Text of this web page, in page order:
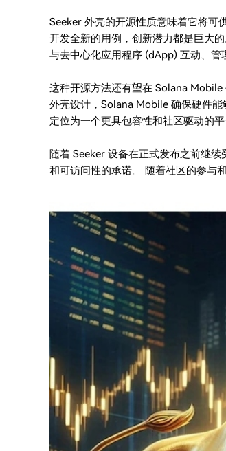
Seeker 外壳的开源性质意味着它将可
开发全新的用例，创新潜力都是巨大
与去中心化应用程序 (dApp) 互动、管
这种开源方法还有望在 Solana
外壳设计，Solana Mobile 确保硬件
定位为一个更具包容性和社区驱动的
随着 Seeker 设备在正式发布之前继
和可访问性的承诺。 随着社区的参与